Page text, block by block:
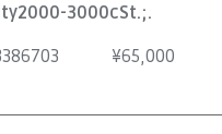
3000cSt.;.
¥65,000